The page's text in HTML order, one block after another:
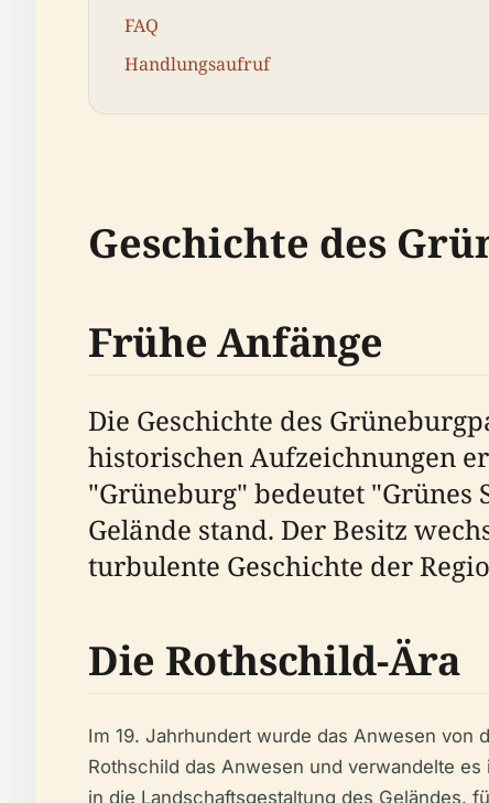
FAQ
Handlungsaufruf
Geschichte des
Frühe Anfänge
Die Geschichte des
historischen Aufzeichnungen
"Grüneburg" bedeutet "Grünes
Gelände stand. Der Besitz
turbulente Geschichte der
Die Rothschild-Ära
Im 19. Jahrhundert wurde das Anwesen von
Rothschild das Anwesen und verwandelte
in die Landschaftsgestaltung des Geländes,